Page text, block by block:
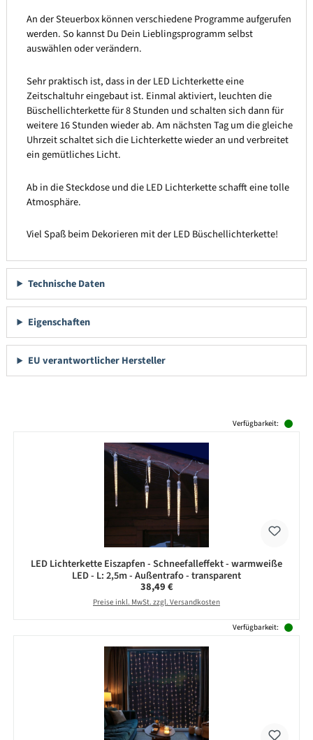
An der Steuerbox können verschiedene Programme aufgerufen
werden. So kannst Du Dein Lieblingsprogramm selbst
auswählen oder verändern.
Sehr praktisch ist, dass in der LED Lichterkette eine
Zeitschaltuhr eingebaut ist. Einmal aktiviert, leuchten die
Büschellichterkette für 8 Stunden und schalten sich dann für
weitere 16 Stunden wieder ab. Am nächsten Tag um die gleiche
Uhrzeit schaltet sich die Lichterkette wieder an und verbreitet
ein gemütliches Licht.
Ab in die Steckdose und die LED Lichterkette schafft eine tolle
Atmosphäre.
Viel Spaß beim Dekorieren mit der LED Büschellichterkette!
Technische Daten
Eigenschaften
EU verantwortlicher Hersteller
Verfügbarkeit:
LED Lichterkette Eiszapfen - Schneefalleffekt - warmweiße
LED - L: 2,5m - Außentrafo - transparent
Regulärer Preis:
38,49 €
Preise inkl. MwSt. zzgl. Versandkosten
Verfügbarkeit: